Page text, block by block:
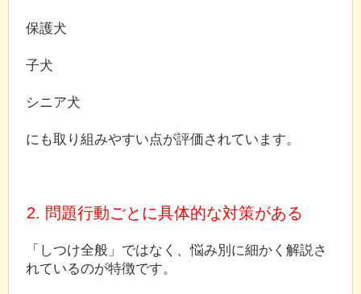
保護犬
子犬
シニア犬
にも取り組みやすい点が評価されています。
2. 問題行動ごとに具体的な対策がある
「しつけ全般」ではなく、悩み別に細かく解説さ
れているのが特徴です。